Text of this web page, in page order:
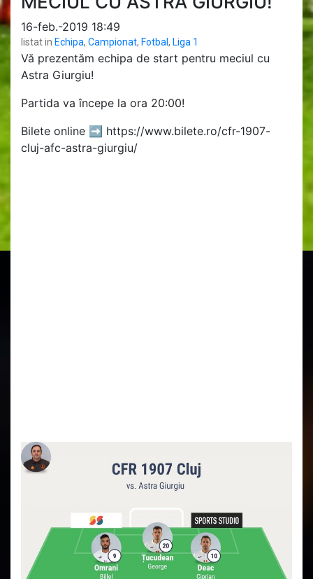
16-feb.-2019 18:49
listat in Echipa, Campionat, Fotbal, Liga 1
Vă prezentăm echipa de start pentru meciul cu
Astra Giurgiu!
Partida va începe la ora 20:00!
Bilete online ➡️ https://www.bilete.ro/cfr-1907-
cluj-afc-astra-giurgiu/